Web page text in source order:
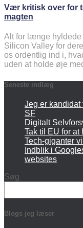
Vær kritisk over for
magten
Alt for længe
Silicon Valley for
os ordentlig ind i,
uden at holde øje
Seneste indlæg
Jeg er
SF
Digitalt
Tak til EU for
Tech-giganter
Indblik i
websites
Søg
Blogs jeg læser